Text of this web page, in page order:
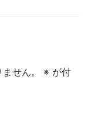
せん。 ※ が付